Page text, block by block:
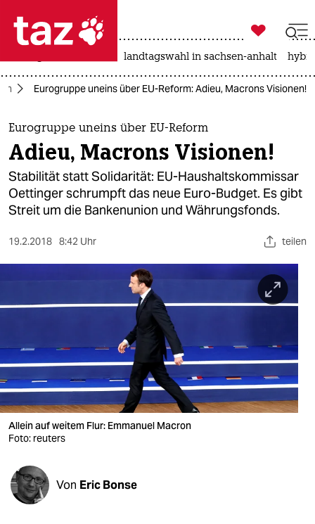
 taz zahl ich
taz zahl ich
themen
politik
öko
nord
wahrheit
verlag
verlag
veranstaltungen
shop

taz zahl ich
landtagswahl in sachsen-anhalt
Eurogruppe uneins über EU-Reform: Adieu, Macrons Visionen!
Eurogruppe uneins über EU-Reform
Adieu, Macrons Visionen!
Stabilität statt Solidarität: EU-Haushaltskommissar
Oettinger schrumpft das neue Euro-Budget. Es gibt
Streit um die Bankenunion und Währungsfonds.
19.2.2018 8:42 Uhr teilen
Allein auf weitem Flur: Emmanuel Macron
Foto: reuters
Von Eric Bonse